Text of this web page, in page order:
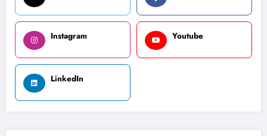
Instagram Youtube
LinkedIn